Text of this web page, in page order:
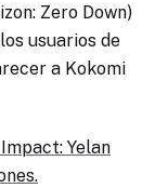
Zero Down)
usuarios de
a Kokomi
Yelan